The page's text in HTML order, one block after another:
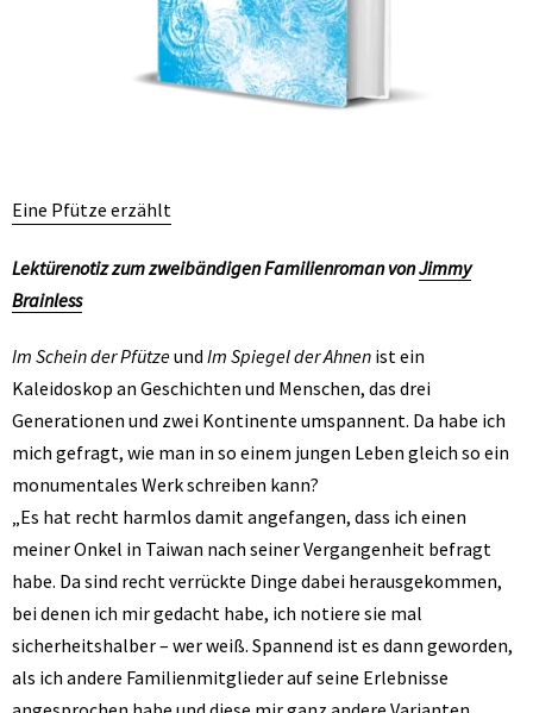
Eine Pfütze erzählt
Lektürenotiz zum zweibändigen Familienroman vonJimmy
Brainless
Im­ Schein­ der­ Pfützeund Im Spiegel der Ahnen ist ein
Kaleidoskop an Geschichten und Menschen, das drei
Generationen und zwei Kontinente umspannent. Da habe ich
mich gefragt, wie man in so einem jungen Leben gleich so ein
monumentales Werk schreiben kann?
„Es hat recht harmlos damit angefangen, dass ich einen
meiner Onkel in Taiwan nach seiner Vergangenheit befragt
habe. Da sind recht verrückte Dinge dabei herausgekommen,
bei denen ich mir gedacht habe, ich notiere sie mal
sicherheitshalber – wer weiß. Spannend ist es dann geworden,
als ich andere Familienmitglieder auf seine Erlebnisse